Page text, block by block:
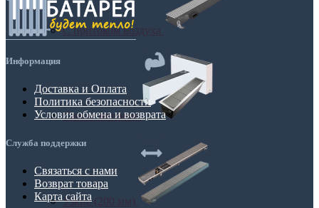
С притоком воздуха
Самые мощные
Узкие (200 мм)
Информация
Доставка и Оплата
Политика безопасности
Условия обмена и возврата
Служба поддержки
Связаться с нами
Возврат товара
Карта сайта